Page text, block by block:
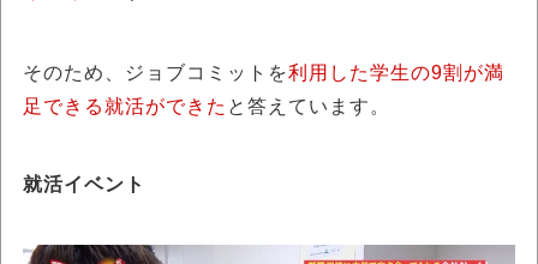
そのため、ジョブコミットを利用した学生の9割が満
足できる就活ができた と答えています。
就活イベント